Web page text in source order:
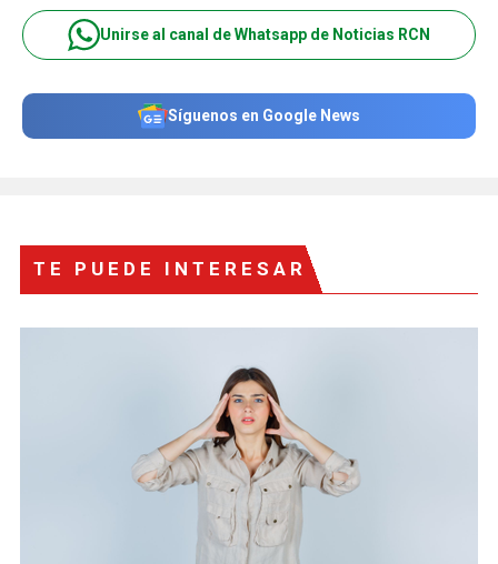
Unirse al canal de Whatsapp de Noticias RCN
Síguenos en Google News
TE PUEDE INTERESAR